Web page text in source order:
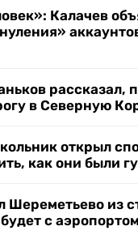
Калачев
рассказал,
в Северную
открыл
как они были
Шереметьево из
с аэропортом